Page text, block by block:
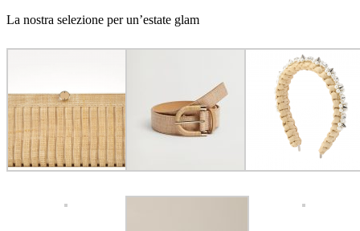
La nostra selezione per un’estate glam